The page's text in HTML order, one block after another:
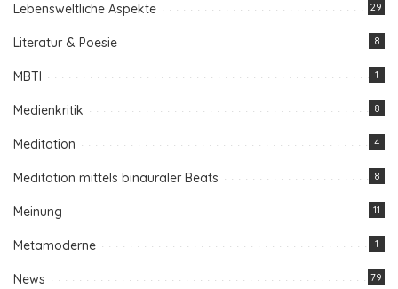
Lebensweltliche Aspekte 29
Literatur & Poesie 8
MBTI 1
Medienkritik 8
Meditation 4
Meditation mittels binauraler Beats 8
Meinung 11
Metamoderne 1
News 79